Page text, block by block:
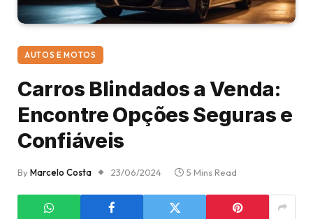
AUTOS E MOTOS
Carros Blindados a Venda:
Encontre Opções Seguras e
Confiáveis
ByMarcelo Costa 23/06/2024 5 Mins Read